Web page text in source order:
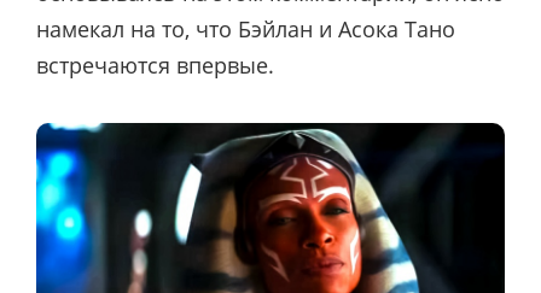
намекал на то, что Бэйлан и Асока Тано
встречаются впервые.